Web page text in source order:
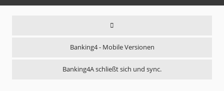
Banking4 - Mobile Versionen
Banking4A schließt sich und sync.